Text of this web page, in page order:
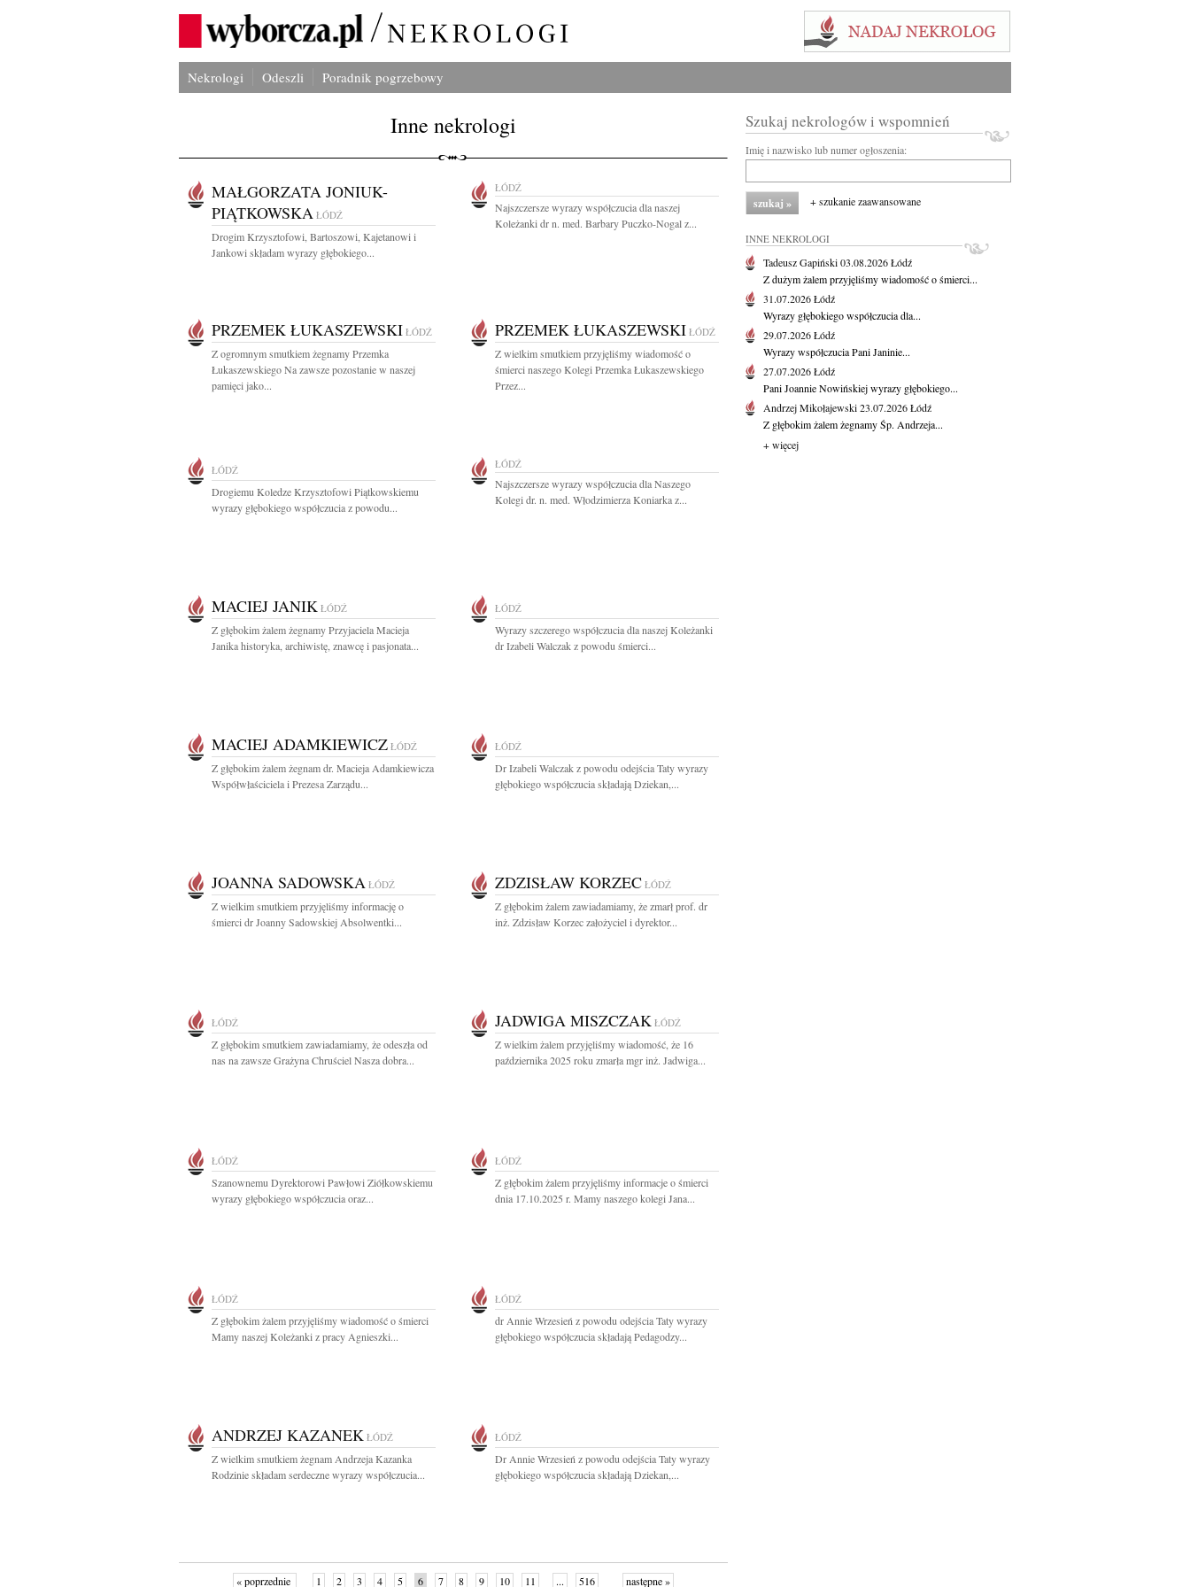
Nekrologi Odeszli Poradnik pogrzebowy
Inne nekrologi
MAŁGORZATA JONIUK-
PIĄTKOWSKA ŁÓDŹ
Drogim Krzysztofowi, Bartoszowi, Kajetanowi i
Jankowi składam wyrazy głębokiego...
ŁÓDŹ
Najszczersze wyrazy współczucia dla naszej
Koleżanki dr n. med. Barbary Puczko-Nogal z...
PRZEMEK ŁUKASZEWSKI ŁÓDŹ
Z ogromnym smutkiem żegnamy Przemka
Łukaszewskiego Na zawsze pozostanie w naszej
pamięci jako...
PRZEMEK ŁUKASZEWSKI ŁÓDŹ
Z wielkim smutkiem przyjęliśmy wiadomość o
śmierci naszego Kolegi Przemka Łukaszewskiego
Przez...
ŁÓDŹ
Drogiemu Koledze Krzysztofowi Piątkowskiemu
wyrazy głębokiego współczucia z powodu...
ŁÓDŹ
Najszczersze wyrazy współczucia dla Naszego
Kolegi dr. n. med. Włodzimierza Koniarka z...
MACIEJ JANIK ŁÓDŹ
Z głębokim żalem żegnamy Przyjaciela Macieja
Janika historyka, archiwistę, znawcę i pasjonata...
ŁÓDŹ
Wyrazy szczerego współczucia dla naszej Koleżanki
dr Izabeli Walczak z powodu śmierci...
MACIEJ ADAMKIEWICZ ŁÓDŹ
Z głębokim żalem żegnam dr. Macieja Adamkiewicza
Współwłaściciela i Prezesa Zarządu...
ŁÓDŹ
Dr Izabeli Walczak z powodu odejścia Taty wyrazy
głębokiego współczucia składają Dziekan,...
JOANNA SADOWSKA ŁÓDŹ
Z wielkim smutkiem przyjęliśmy informację o
śmierci dr Joanny Sadowskiej Absolwentki...
ZDZISŁAW KORZEC ŁÓDŹ
Z głębokim żalem zawiadamiamy, że zmarł prof. dr
inż. Zdzisław Korzec założyciel i dyrektor...
ŁÓDŹ
Z głębokim smutkiem zawiadamiamy, że odeszła od
nas na zawsze Grażyna Chruściel Nasza dobra...
JADWIGA MISZCZAK ŁÓDŹ
Z wielkim żalem przyjęliśmy wiadomość, że 16
października 2025 roku zmarła mgr inż. Jadwiga...
ŁÓDŹ
Szanownemu Dyrektorowi Pawłowi Ziółkowskiemu
wyrazy głębokiego współczucia oraz...
ŁÓDŹ
Z głębokim żalem przyjęliśmy informacje o śmierci
dnia 17.10.2025 r. Mamy naszego kolegi Jana...
ŁÓDŹ
Z głębokim żalem przyjęliśmy wiadomość o śmierci
Mamy naszej Koleżanki z pracy Agnieszki...
ŁÓDŹ
dr Annie Wrzesień z powodu odejścia Taty wyrazy
głębokiego współczucia składają Pedagodzy...
ANDRZEJ KAZANEK ŁÓDŹ
Z wielkim smutkiem żegnam Andrzeja Kazanka
Rodzinie składam serdeczne wyrazy współczucia...
ŁÓDŹ
Dr Annie Wrzesień z powodu odejścia Taty wyrazy
głębokiego współczucia składają Dziekan,...
« poprzednie 1 2 3 4 5 6 7 8 9 10 11 ... 516 następne »
Szukaj nekrologów i wspomnień
Imię i nazwisko lub numer ogłoszenia:
+ szukanie zaawansowane
INNE NEKROLOGI
Tadeusz Gapiński03.08.2026Łódź
Z dużym żalem przyjęliśmy wiadomość o śmierci...
31.07.2026Łódź
Wyrazy głębokiego współczucia dla...
29.07.2026Łódź
Wyrazy współczucia Pani Janinie...
27.07.2026Łódź
Pani Joannie Nowińskiej wyrazy głębokiego...
Andrzej Mikołajewski23.07.2026Łódź
Z głębokim żalem żegnamy Śp. Andrzeja...
+ więcej